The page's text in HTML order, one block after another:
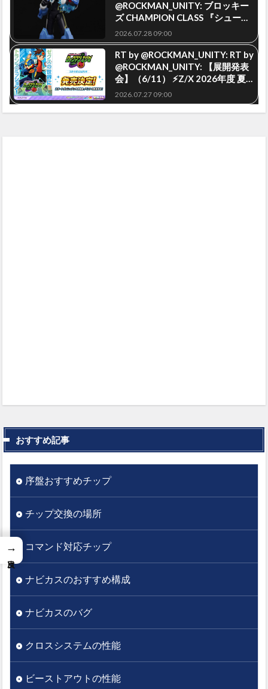
おすすめ記事
序盤おすすめチップ
チップ交換の場所
コマンド対応チップ
ナビカスのおすすめ構成
ナビカスのバグ
クロスシステムの性能
ビーストアウトの性能
→